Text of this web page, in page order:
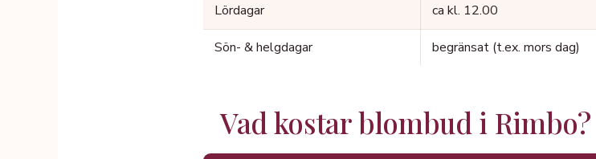
Lördagar ca kl. 12.00
Sön- & helgdagar begränsat (t.ex. mors dag)
Vad kostar blombud i Rimbo?